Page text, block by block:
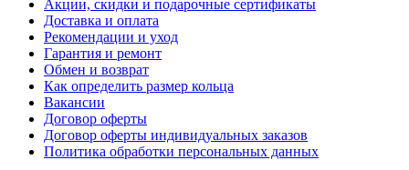
Акции, скидки и подарочные сертификаты
Доставка и оплата
Рекомендации и уход
Гарантия и ремонт
Обмен и возврат
Как определить размер кольца
Вакансии
Договор оферты
Договор оферты индивидуальных заказов
Политика обработки персональных данных